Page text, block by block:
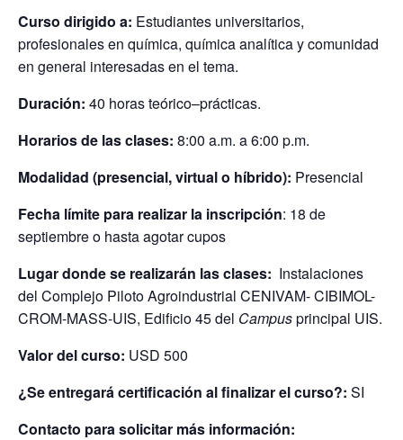
Curso dirigido a: Estudiantes universitarios,
profesionales en química, química analítica y comunidad
en general interesadas en el tema.
Duración: 40 horas teórico–prácticas.
Horarios de las clases: 8:00 a.m. a 6:00 p.m.
Modalidad (presencial, virtual o híbrido): Presencial
Fecha límite para realizar la inscripción: 18 de
septiembre o hasta agotar cupos
Lugar donde se realizarán las clases: Instalaciones
del Complejo Piloto Agroindustrial CENIVAM- CIBIMOL-
CROM-MASS-UIS, Edificio 45 del Campusprincipal UIS.
Valor del curso: USD 500
¿Se entregará certificación al finalizar el curso?: SI
Contacto para solicitar más información: